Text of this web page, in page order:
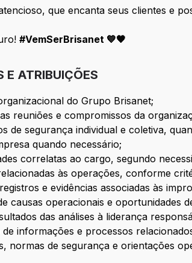
que encanta seus clientes e
#VemSerBrisanet 💙🧡
E ATRIBUIÇÕES
do Grupo Brisanet;
reuniões e compromissos da
de segurança individual e coletiva,
quando necessário;
correlatas ao cargo, segundo
às operações, conforme
e evidências associadas às
causas operacionais e oportunidades
das análises à liderança
informações e processos
normas de segurança e orientações